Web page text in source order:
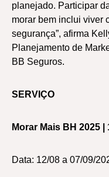
planejado. Participar
morar bem inclui viver
segurança”, afirma
Planejamento de
BB Seguros.
SERVIÇO
Morar Mais BH 2025 |
Data: 12/08 a 07/09/